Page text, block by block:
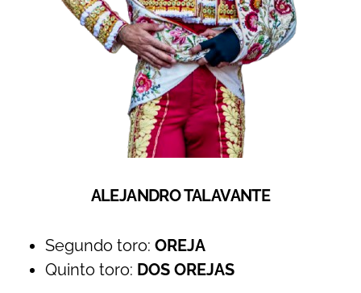
ALEJANDRO TALAVANTE
Segundo toro: OREJA
Quinto toro: DOS OREJAS